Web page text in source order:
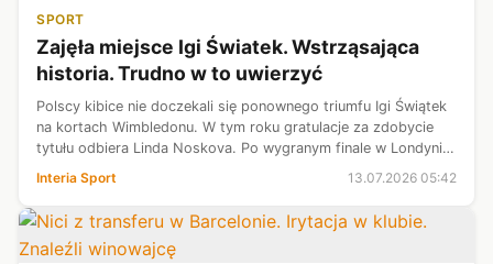
SPORT
Zajęła miejsce Igi Światek. Wstrząsająca
historia. Trudno w to uwierzyć
Polscy kibice nie doczekali się ponownego triumfu Igi Świątek
na kortach Wimbledonu. W tym roku gratulacje za zdobycie
tytułu odbiera Linda Noskova. Po wygranym finale w Londynie
Drahos ...
Interia Sport 13.07.2026 05:42